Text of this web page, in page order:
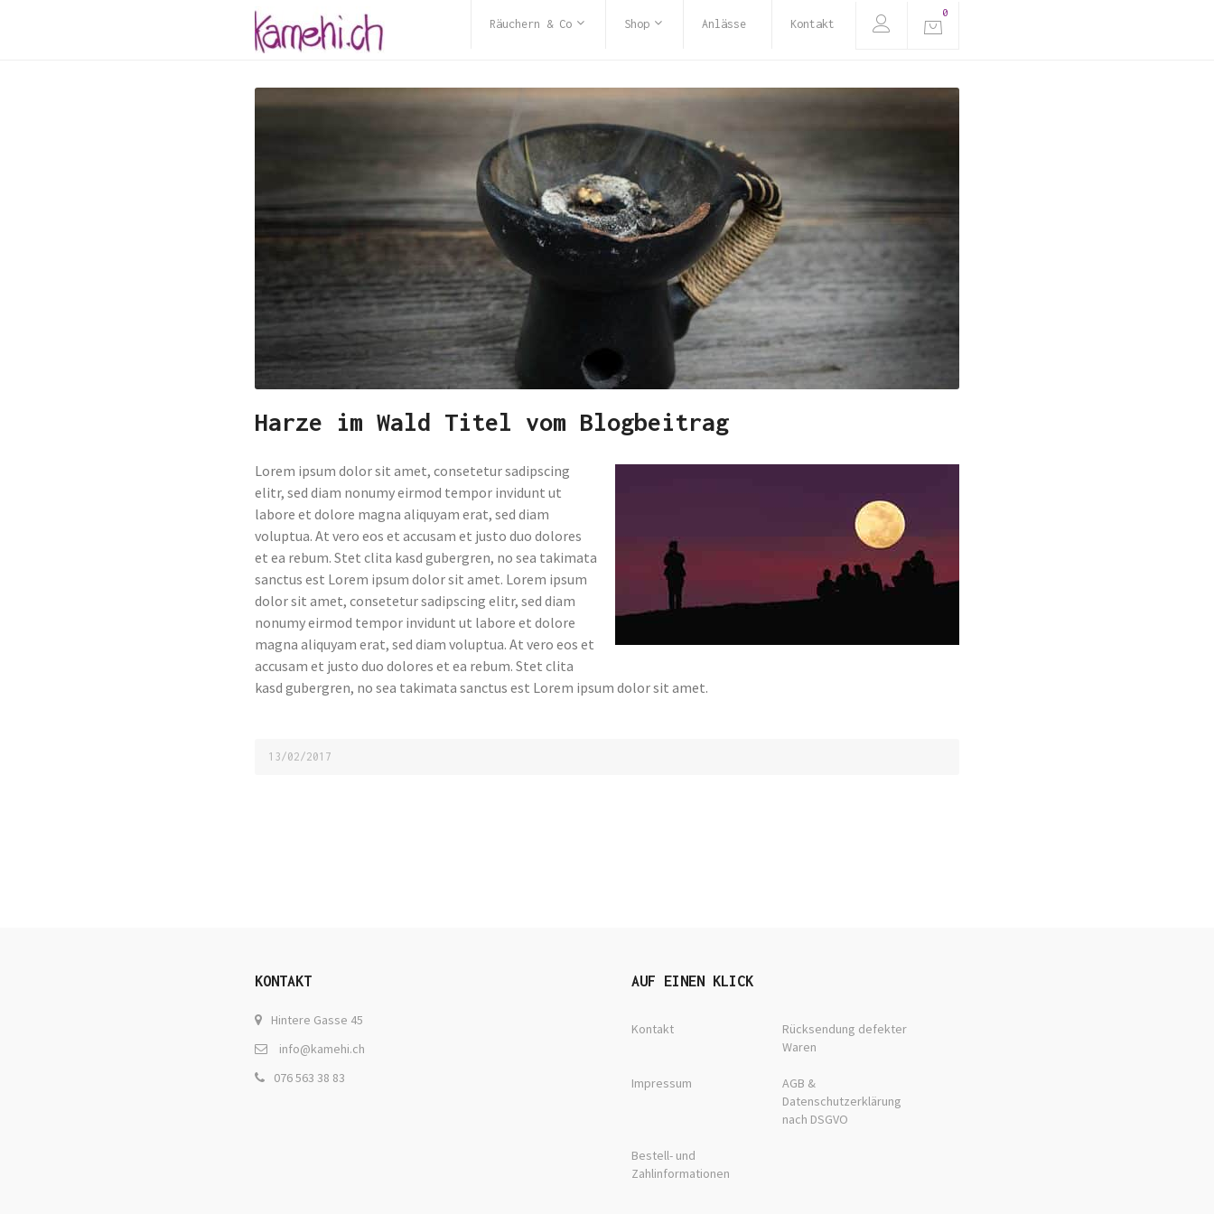
Räuchern & Co Shop Anlässe Kontakt
0
Harze im Wald Titel vom Blogbeitrag
Lorem ipsum dolor sit amet, consetetur sadipscing
elitr, sed diam nonumy eirmod tempor invidunt ut
labore et dolore magna aliquyam erat, sed diam
voluptua. At vero eos et accusam et justo duo dolores
et ea rebum. Stet clita kasd gubergren, no sea takimata
sanctus est Lorem ipsum dolor sit amet. Lorem ipsum
dolor sit amet, consetetur sadipscing elitr, sed diam
nonumy eirmod tempor invidunt ut labore et dolore
magna aliquyam erat, sed diam voluptua. At vero eos et
accusam et justo duo dolores et ea rebum. Stet clita
kasd gubergren, no sea takimata sanctus est Lorem ipsum dolor sit amet.
13/02/2017
KONTAKT
Hintere Gasse 45
info@kamehi.ch
076 563 38 83
AUF EINEN KLICK
Kontakt
Rücksendung defekter
Waren
Impressum
AGB &
Datenschutzerklärung
nach DSGVO
Bestell- und
Zahlinformationen